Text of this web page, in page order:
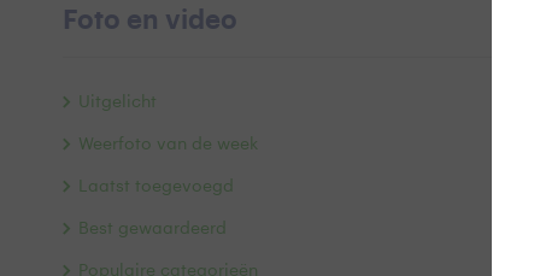
Foto en video
Uitgelicht
Weerfoto van de week
Laatst toegevoegd
Best gewaardeerd
Populaire categorieën